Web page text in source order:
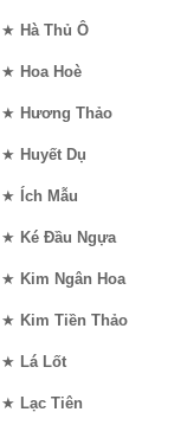
★ Hà Thủ Ô
★ Hoa Hoè
★ Hương Thảo
★ Huyết Dụ
★ Ích Mẫu
★ Ké Đầu Ngựa
★ Kim Ngân Hoa
★ Kim Tiền Thảo
★ Lá Lốt
★ Lạc Tiên